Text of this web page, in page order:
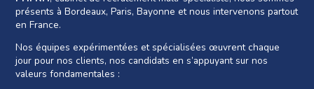
présents à Bordeaux, Paris, Bayonne et nous intervenons partout
en France.
Nos équipes expérimentées et spécialisées œuvrent chaque
jour pour nos clients, nos candidats en s’appuyant sur nos
valeurs fondamentales :